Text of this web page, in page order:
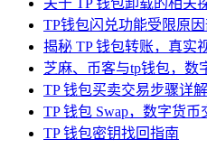
关于 TP 钱包卸载的相关
TP钱包闪兑功能受限原
揭秘 TP 钱包转账，真实
芝麻、币客与tp钱包，数
TP 钱包买卖交易步骤详解
TP 钱包 Swap，数字货币
TP 钱包密钥找回指南